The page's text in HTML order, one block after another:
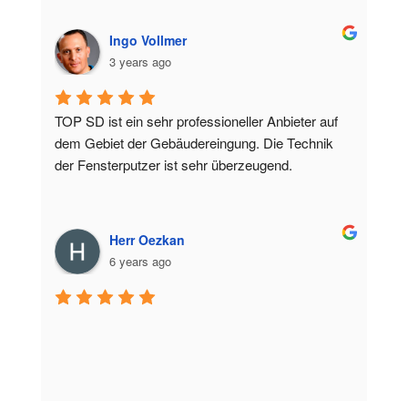
Ingo Vollmer
3 years ago
TOP SD ist ein sehr professioneller Anbieter auf
dem Gebiet der Gebäudereingung. Die Technik
der Fensterputzer ist sehr überzeugend.
Herr Oezkan
6 years ago